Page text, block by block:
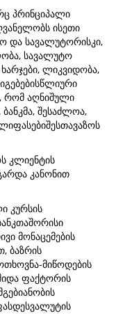
პრინციპალი
ისეთი
და სავალუტორისკი,
სავალუტო
ლიკვიდობა,
რომ აღნიშული
შესაძლოა,
კლიენტის
კანონით
კურსის
მონაცემების
ბაზრის
მიწოდების
ფაქტორის